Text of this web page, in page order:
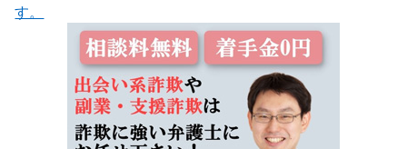
す。